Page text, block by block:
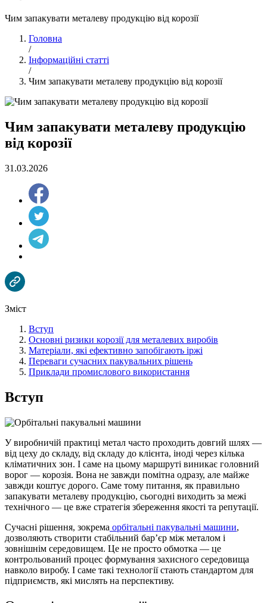
Чим запакувати металеву продукцію від корозії
Головна
/
Інформаційні статті
/
Чим запакувати металеву продукцію від корозії
Чим запакувати металеву продукцію
від корозії
31.03.2026
Зміст
Вступ
Основні ризики корозії для металевих виробів
Матеріали, які ефективно запобігають іржі
Переваги сучасних пакувальних рішень
Приклади промислового використання
Вступ
У виробничій практиці метал часто проходить довгий шлях —
від цеху до складу, від складу до клієнта, іноді через кілька
кліматичних зон. І саме на цьому маршруті виникає головний
ворог — корозія. Вона не завжди помітна одразу, але майже
завжди коштує дорого. Саме тому питання, як правильно
запакувати металеву продукцію, сьогодні виходить за межі
технічного — це вже стратегія збереження якості та репутації.
Сучасні рішення, зокрема орбітальні пакувальні машини,
дозволяють створити стабільний бар’єр між металом і
зовнішнім середовищем. Це не просто обмотка — це
контрольований процес формування захисного середовища
навколо виробу. І саме такі технології стають стандартом для
підприємств, які мислять на перспективу.